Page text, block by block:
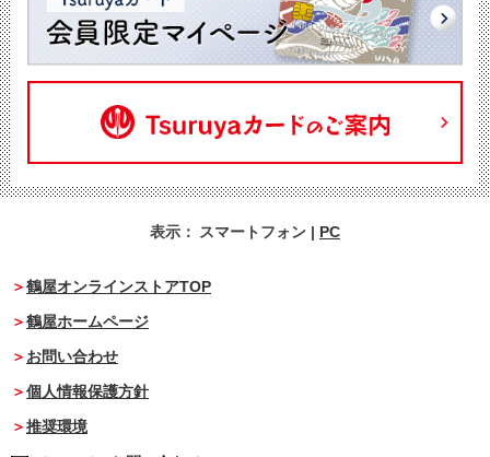
表示： スマートフォン | PC
鶴屋オンラインストアTOP
鶴屋ホームページ
お問い合わせ
個人情報保護方針
推奨環境